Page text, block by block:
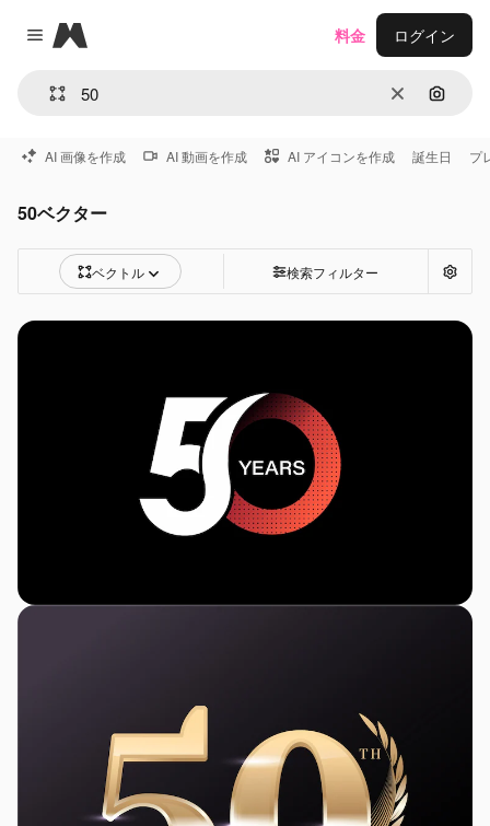
Close menu
Magnific
消去 画像で
料金 ログイン
AI 画像を作成 AI 動画を作成 AI アイコンを作成 誕生日 プ
50ベクター
ベクトル 検索フィルター